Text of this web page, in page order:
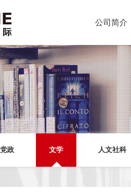
公司简介
党政 文学 人文社科